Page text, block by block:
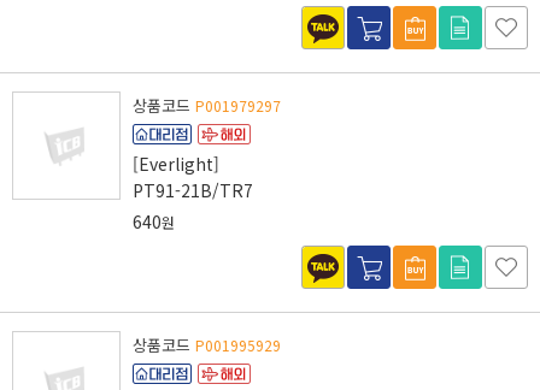
상품코드 P001979297
[Everlight]
PT91-21B/TR7
640원
상품코드 P001995929